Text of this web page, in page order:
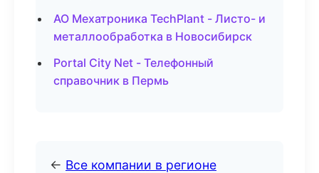
АО Мехатроника TechPlant - Листо- и
металлообработка в Новосибирск
Portal City Net - Телефонный
справочник в Пермь
← Все компании в регионе